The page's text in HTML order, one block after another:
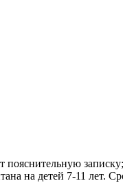
пояснительную
на детей 7-11 лет.